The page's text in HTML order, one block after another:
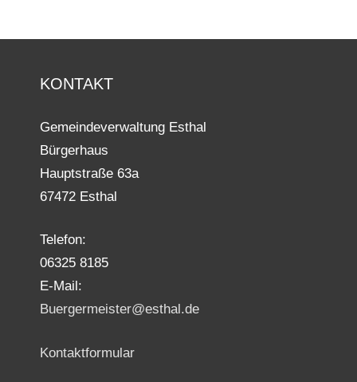
KONTAKT
Gemeindeverwaltung Esthal
Bürgerhaus
Hauptstraße 63a
67472 Esthal
Telefon:
06325 8185
E-Mail:
Buergermeister@esthal.de
Kontaktformular